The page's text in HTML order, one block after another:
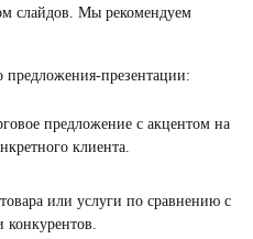
слайдов. Мы рекомендуем
предложения-презентации:
предложение с акцентом на
клиента.
или услуги по сравнению с
конкурентов.